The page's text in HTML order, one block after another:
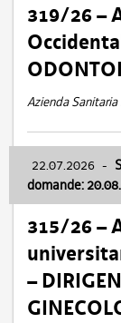
319/26 –
Azienda
22.07.2026 -
domande:
315/26 –
–